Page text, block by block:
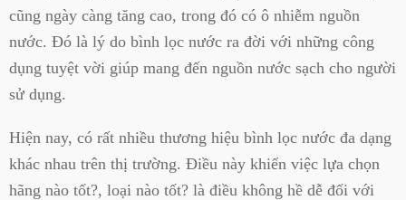
cũng ngày càng tăng cao, trong đó có ô nhiễm nguồn
nước. Đó là lý do bình lọc nước ra đời với những công
dụng tuyệt vời giúp mang đến nguồn nước sạch cho người
sử dụng.
Hiện nay, có rất nhiều thương hiệu bình lọc nước đa dạng
khác nhau trên thị trường. Điều này khiến việc lựa chọn
hãng nào tốt?, loại nào tốt? là điều không hề dễ đối với